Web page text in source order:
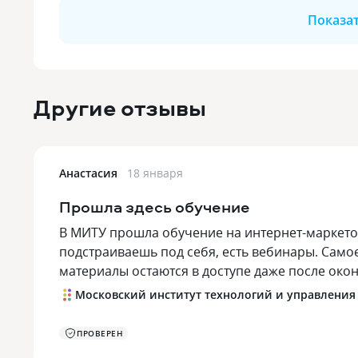
Другие отзывы
Анастасия 18 января
Прошла здесь обучение
В МИТУ прошла обучение на интернет-
подстраиваешь под себя, есть вебинары.
материалы остаются в доступе даже после
Московский институт технологий и управления
ПРОВЕРЕН